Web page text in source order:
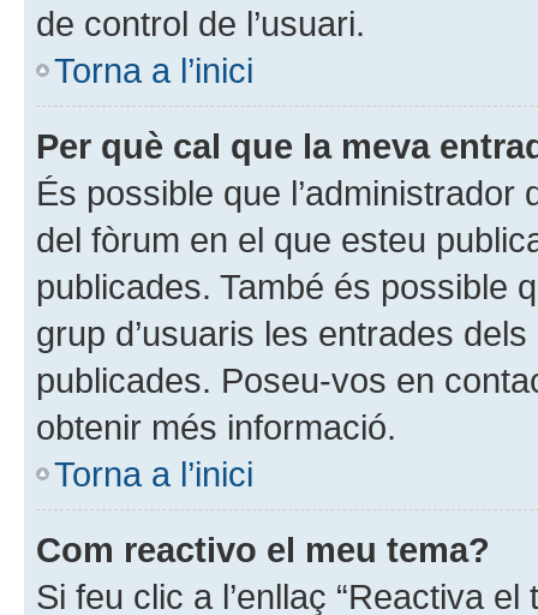
de control de l’usuari.
Torna a l’inici
Per què cal que la meva
És possible que
del fòrum en el que esteu
publicades. També és possible
grup d’usuaris les entrades
publicades. Poseu-vos en
obtenir més informació.
Torna a l’inici
Com reactivo el meu tema?
Si feu clic a l’enllaç “Reactiva